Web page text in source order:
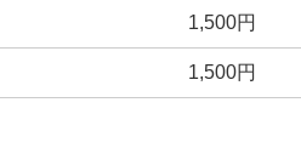
1,500円
1,500円